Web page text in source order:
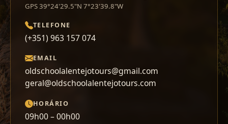
GPS 39°24'29.5"N 7°23'39.8"W
TELEFONE
(+351) 963 157 074
EMAIL
oldschoolalentejotours@gmail.com
geral@oldschoolalentejotours.com
HORÁRIO
09h00 – 00h00